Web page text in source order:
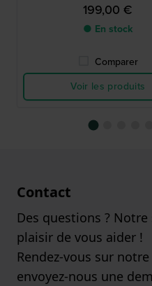
199,00 €
● En stock
Comparer
Voir les produits
Contact
Des questions ?
plaisir de vous aider !
Rendez-vous sur
envoyez-nous une